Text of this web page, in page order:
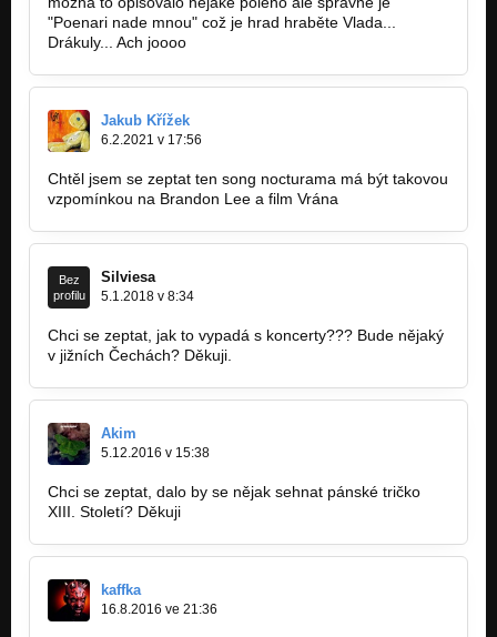
"Poenari nade mnou" což je hrad hraběte Vlada...
Drákuly... Ach joooo
Jakub Křížek
6.2.2021 v 17:56
Chtěl jsem se zeptat ten song nocturama má být takovou
vzpomínkou na Brandon Lee a film Vrána
Bez
profilu
Silviesa
5.1.2018 v 8:34
Chci se zeptat, jak to vypadá s koncerty??? Bude nějaký
v jižních Čechách? Děkuji.
Akim
5.12.2016 v 15:38
Chci se zeptat, dalo by se nějak sehnat pánské tričko
XIII. Století? Děkuji
kaffka
16.8.2016 ve 21:36